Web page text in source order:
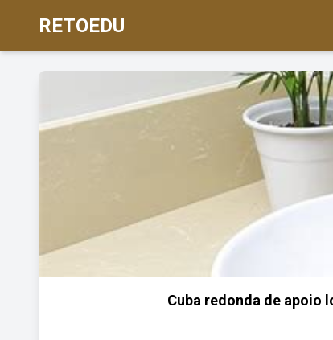
RETOEDU
Cuba redonda de apoio